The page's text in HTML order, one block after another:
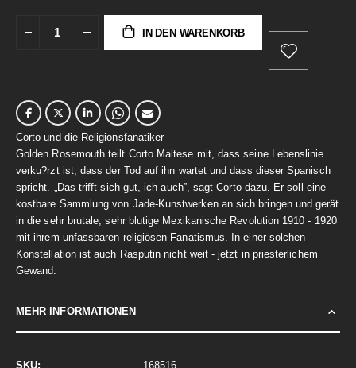
IN DEN WARENKORB
Corto und die Religionsfanatiker
Golden Rosemouth teilt Corto Maltese mit, dass seine Lebenslinie
verku?rzt ist, dass der Tod auf ihn wartet und dass dieser Spanisch
spricht. „Das trifft sich gut, ich auch”, sagt Corto dazu. Er soll eine
kostbare Sammlung von Jade-Kunstwerken an sich bringen und gerät
in die sehr brutale, sehr blutige Mexikanische Revolution 1910 - 1920
mit ihrem unfassbaren religiösen Fanatismus. In einer solchen
Konstellation ist auch Rasputin nicht weit - jetzt in priesterlichem
Gewand.
MEHR INFORMATIONEN
Mehr
168516